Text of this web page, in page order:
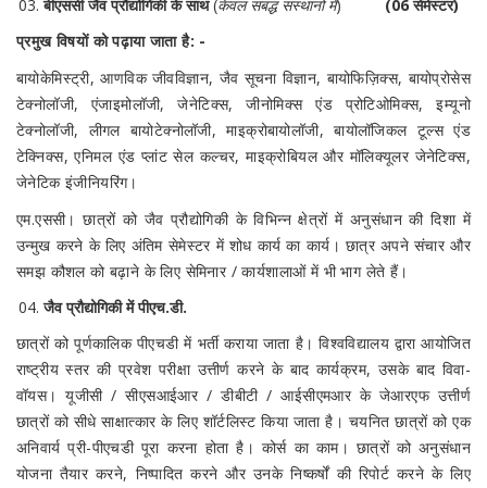
बीएससी जैव प्रौद्योगिकी के साथ(केवल संबद्ध संस्थानों में) (06 सेमेस्टर)
प्रमुख विषयों को पढ़ाया जाता है: -
बायोकेमिस्ट्री, आणविक जीवविज्ञान, जैव सूचना विज्ञान, बायोफिज़िक्स, बायोप्रोसेस
टेक्नोलॉजी, एंजाइमोलॉजी, जेनेटिक्स, जीनोमिक्स एंड प्रोटिओमिक्स, इम्यूनो
टेक्नोलॉजी, लीगल बायोटेक्नोलॉजी, माइक्रोबायोलॉजी, बायोलॉजिकल टूल्स एंड
टेक्निक्स, एनिमल एंड प्लांट सेल कल्चर, माइक्रोबियल और मॉलिक्यूलर जेनेटिक्स,
जेनेटिक इंजीनियरिंग।
एम.एससी। छात्रों को जैव प्रौद्योगिकी के विभिन्न क्षेत्रों में अनुसंधान की दिशा में
उन्मुख करने के लिए अंतिम सेमेस्टर में शोध कार्य का कार्य। छात्र अपने संचार और
समझ कौशल को बढ़ाने के लिए सेमिनार / कार्यशालाओं में भी भाग लेते हैं।
जैव प्रौद्योगिकी में पीएच.डी.
छात्रों को पूर्णकालिक पीएचडी में भर्ती कराया जाता है। विश्वविद्यालय द्वारा आयोजित
राष्ट्रीय स्तर की प्रवेश परीक्षा उत्तीर्ण करने के बाद कार्यक्रम, उसके बाद विवा-
वॉयस। यूजीसी / सीएसआईआर / डीबीटी / आईसीएमआर के जेआरएफ उत्तीर्ण
छात्रों को सीधे साक्षात्कार के लिए शॉर्टलिस्ट किया जाता है। चयनित छात्रों को एक
अनिवार्य प्री-पीएचडी पूरा करना होता है। कोर्स का काम। छात्रों को अनुसंधान
योजना तैयार करने, निष्पादित करने और उनके निष्कर्षों की रिपोर्ट करने के लिए